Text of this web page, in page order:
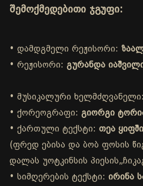
შემოქმედებითი ჯგუფი:
• დამდგმელი რეჟისორი:
• რეჟისორი: გურანდა
• მუსიკალური ხელმძღვანელი:
• ქორეოგრაფი: გიორგი
• ქართული ტექსტი: თეა
(ფრედ ებისა და ბობ ფოსის
დალას უოტკინსის
• სიმღერების ტექსტი: ირინა